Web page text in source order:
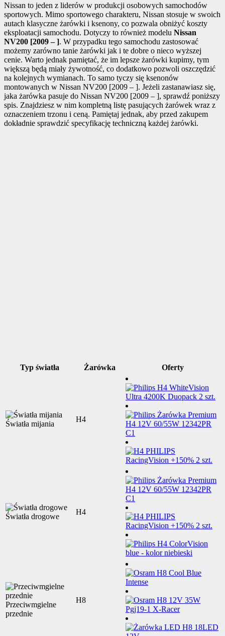
Nissan to jeden z liderów w produkcji osobowych samochodów
sportowych. Mimo sportowego charakteru, Nissan stosuje w swoich
autach klasyczne żarówki i ksenony, co pozwala obniżyć koszty
eksploatacji samochodu. Dotyczy to również modelu Nissan
NV200 [2009 – ]. W przypadku tego samochodu zastosować
możemy zarówno tanie żarówki jak i te dobre o nieco wyższej
cenie. Warto jednak pamiętać, że im lepsze żarówki kupimy, tym
większą będą miały żywotność, co dodatkowo pozwoli oszczędzić
na kolejnych wymianach. To samo tyczy się ksenonów
montowanych w Nissan NV200 [2009 – ]. Jeżeli zastanawiasz się,
jaka żarówka pasuje do Nissan NV200 [2009 – ], sprawdź poniższy
spis. Znajdziesz w nim kompletną listę pasujących żarówek wraz z
oznaczeniem trzonu i ceną. Pamiętaj jednak, aby przed zakupem
dokładnie sprawdzić specyfikację techniczną każdej żarówki.
Typ światła Żarówka Oferty
Światła mijania
H4
Światła drogowe
H4
Przeciwmgielne
przednie
H8